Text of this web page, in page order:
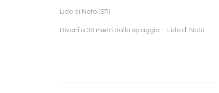
Lido di Noto (SR)
Bivani a 30 metri dalla spiaggia – Lido di Noto